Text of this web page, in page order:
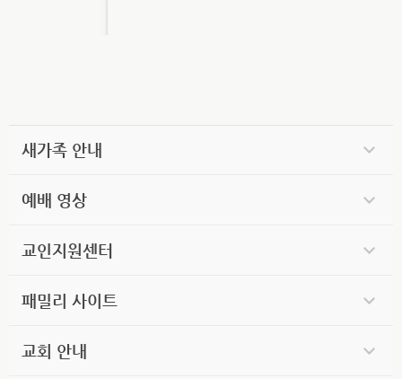
새가족 안내
예배 영상
교인지원센터
패밀리 사이트
교회 안내